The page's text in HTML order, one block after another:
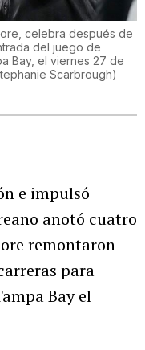
celebra después de
del juego de
Bay, el viernes 27 de
Scarbrough)
e impulsó
anotó cuatro
remontaron
para
Bay el